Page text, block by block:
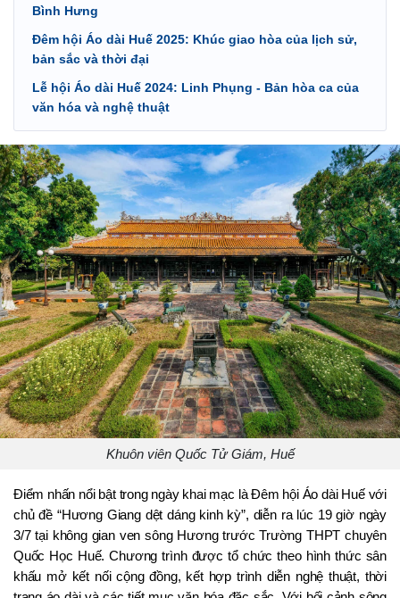
Bình Hưng
Đêm hội Áo dài Huế 2025: Khúc giao hòa của lịch sử,
bản sắc và thời đại
Lễ hội Áo dài Huế 2024: Linh Phụng - Bản hòa ca của
văn hóa và nghệ thuật
Khuôn viên Quốc Tử Giám, Huế
Điểm nhấn nổi bật trong ngày khai mạc là Đêm hội Áo dài Huế với
chủ đề “Hương Giang dệt dáng kinh kỳ”, diễn ra lúc 19 giờ ngày
3/7 tại không gian ven sông Hương trước Trường THPT chuyên
Quốc Học Huế. Chương trình được tổ chức theo hình thức sân
khấu mở kết nối cộng đồng, kết hợp trình diễn nghệ thuật, thời